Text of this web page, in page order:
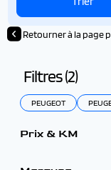
Retourner à la page
Filtres (2)
PEUGEOT
Prix & KM